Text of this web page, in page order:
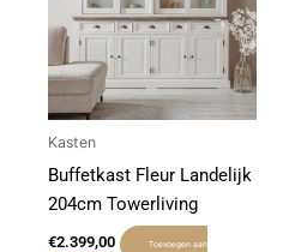
Kasten
Buffetkast Fleur Landelijk
204cm Towerliving
€2.399,00 Toevoegen aan